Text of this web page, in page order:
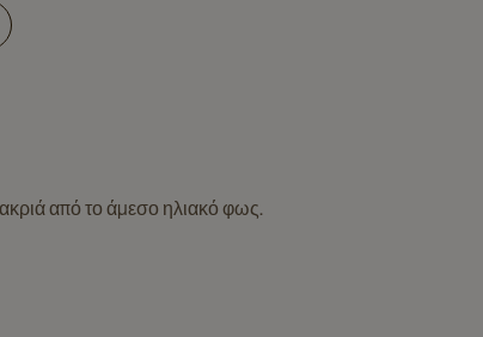
από το άμεσο ηλιακό φως.